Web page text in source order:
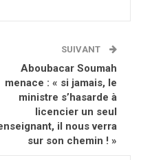
SUIVANT
Aboubacar Soumah
menace : « si jamais, le
ministre s’hasarde à
licencier un seul
il nous verra
sur son chemin ! »